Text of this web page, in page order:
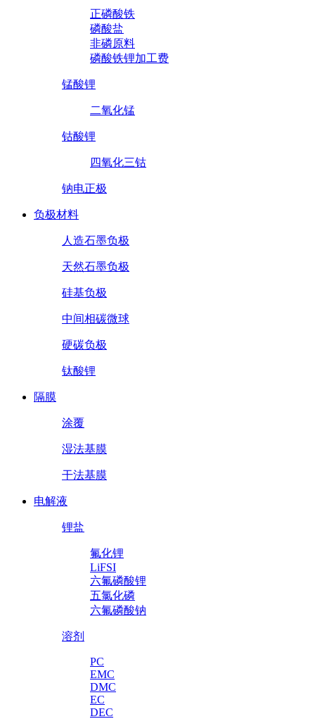
正磷酸铁
磷酸盐
非磷原料
磷酸铁锂加工费
锰酸锂
二氧化锰
钴酸锂
四氧化三钴
钠电正极
负极材料
人造石墨负极
天然石墨负极
硅基负极
中间相碳微球
硬碳负极
钛酸锂
隔膜
涂覆
湿法基膜
干法基膜
电解液
锂盐
氟化锂
LiFSI
六氟磷酸锂
五氯化磷
六氟磷酸钠
溶剂
PC
EMC
DMC
EC
DEC